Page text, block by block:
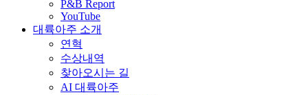
P&B Report
YouTube
대륙아주 소개
연혁
수상내역
찾아오시는 길
AI 대륙아주